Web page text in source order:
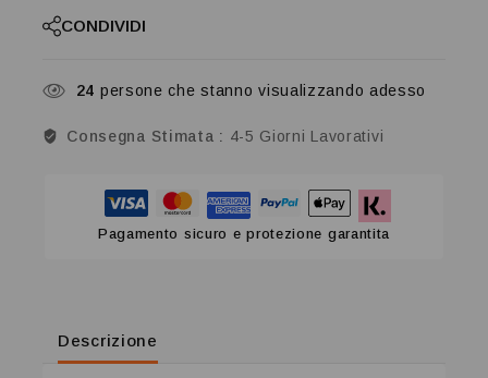
CONDIVIDI
24 persone che stanno visualizzando adesso
Consegna Stimata : 4-5 Giorni Lavorativi
Pagamento sicuro e protezione garantita
Descrizione